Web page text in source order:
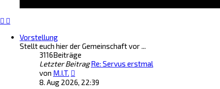
Vorstellung
Stellt euch hier der Gemeinschaft vor ...
3116Beiträge
Letzter Beitrag Re: Servus erstmal
von M.I.T.
e
8. Aug 2026, 22:39